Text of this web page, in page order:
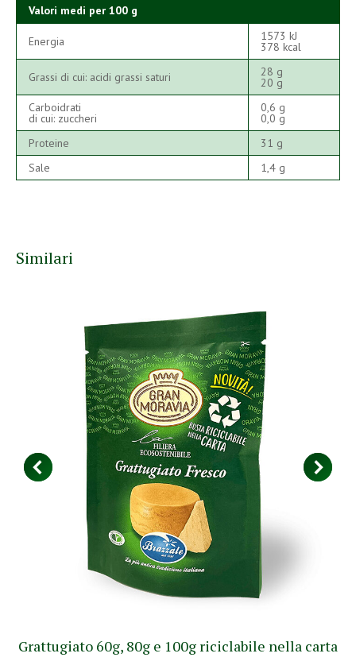
Valori medi per 100 g
Energia 1573 kJ
378 kcal
Grassi di cui: acidi grassi saturi 28 g
20 g
Carboidrati
di cui: zuccheri
0,6 g
0,0 g
Proteine
31 g
Sale
1,4 g
Similari
Grattugiato 60g, 80g e 100g riciclabile nella carta